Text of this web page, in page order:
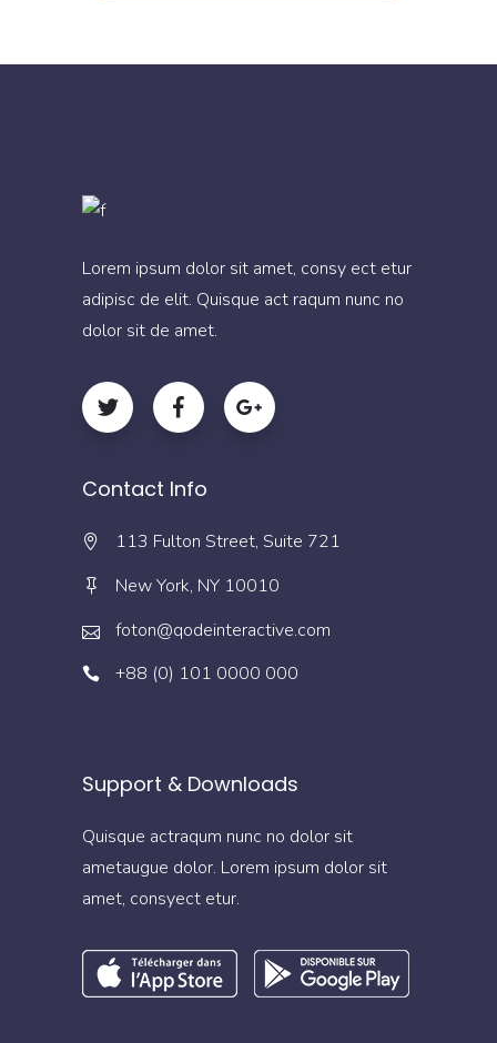
Lorem ipsum dolor sit amet, consy ect etur
adipisc de elit. Quisque act raqum nunc no
dolor sit de amet.
Contact Info
113 Fulton Street, Suite 721
New York, NY 10010
foton@qodeinteractive.com
+88 (0) 101 0000 000
Support & Downloads
Quisque actraqum nunc no dolor sit
ametaugue dolor. Lorem ipsum dolor sit
amet, consyect etur.